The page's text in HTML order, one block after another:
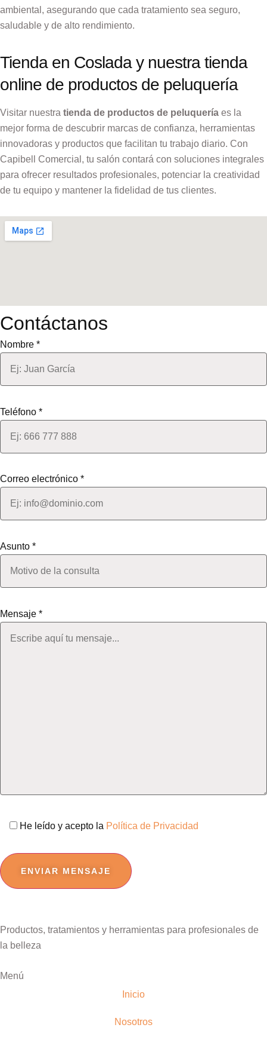
ambiental, asegurando que cada tratamiento sea seguro,
saludable y de alto rendimiento.
Tienda en Coslada y nuestra tienda
online de productos de peluquería
Visitar nuestra tienda de productos de peluquería es la
mejor forma de descubrir marcas de confianza, herramientas
innovadoras y productos que facilitan tu trabajo diario. Con
Capibell Comercial, tu salón contará con soluciones integrales
para ofrecer resultados profesionales, potenciar la creatividad
de tu equipo y mantener la fidelidad de tus clientes.
Contáctanos
Nombre *
Teléfono *
Correo electrónico *
Asunto *
Mensaje *
He leído y acepto la Política de Privacidad
Por
favor,
deja
Productos, tratamientos y herramientas para profesionales de
la belleza
Menú
Inicio
Nosotros